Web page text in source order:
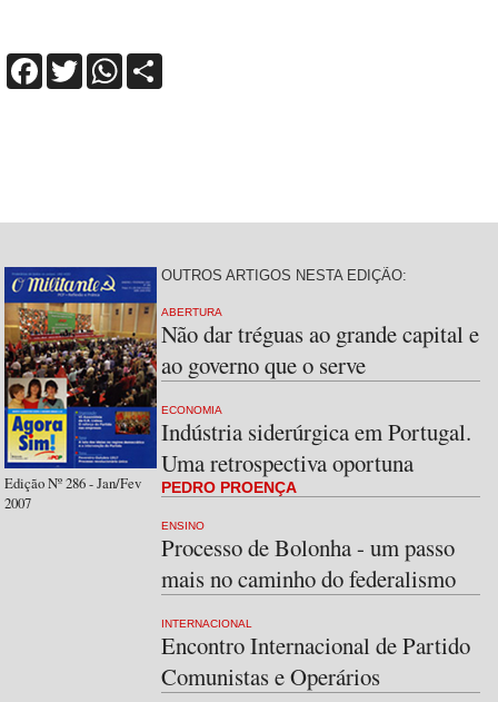
FacebookTwitterWhatsApp
Edição Nº 286 - Jan/Fev
2007
OUTROS ARTIGOS NESTA EDIÇÃO:
ABERTURA
Não dar tréguas ao grande capital e
ao governo que o serve
ECONOMIA
Indústria siderúrgica em Portugal.
Uma retrospectiva oportuna
PEDRO PROENÇA
ENSINO
Processo de Bolonha - um passo
mais no caminho do federalismo
INTERNACIONAL
Encontro Internacional de Partido
Comunistas e Operários